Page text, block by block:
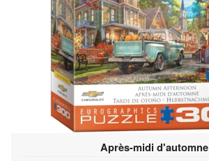
Après-midi d'automne